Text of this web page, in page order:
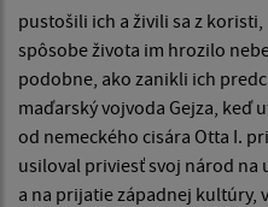
pustošili ich a živili sa z
spôsobe života im hrozilo
podobne, ako zanikli ich
maďarský vojvoda Gejza, keď
od nemeckého cisára Otta I.
usiloval priviesť svoj národ na
a na prijatie západnej kultúry,